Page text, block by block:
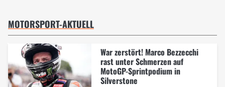
MOTORSPORT-AKTUELL
War zerstört! Marco Bezzecchi
rast unter Schmerzen auf
MotoGP-Sprintpodium in
Silverstone